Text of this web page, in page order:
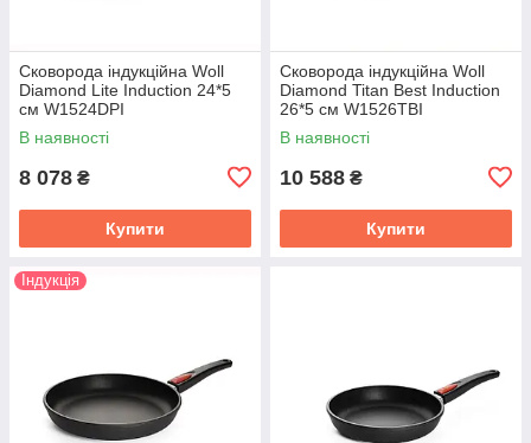
Сковорода індукційна Woll
Diamond Lite Induction 24*5
см W1524DPI
В наявності
8 078 ₴
Купити
Сковорода індукційна Woll
Diamond Titan Best Induсtion
26*5 см W1526TBI
В наявності
10 588 ₴
Купити
Індукція